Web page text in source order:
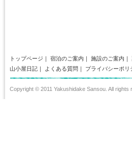
トップページ ｜ 宿泊のご案内 ｜ 施設のご案内 ｜
山小屋日記 ｜ よくある質問 ｜ プライバシーポリ
Copyright © 2011 Yakushidake Sansou. All rights